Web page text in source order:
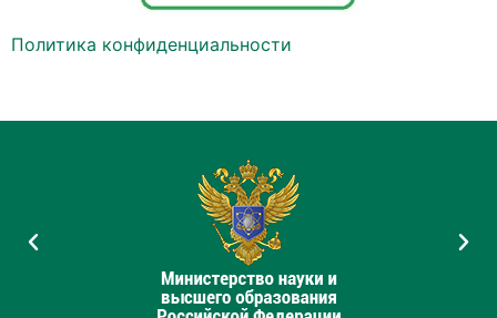
Политика конфиденциальности